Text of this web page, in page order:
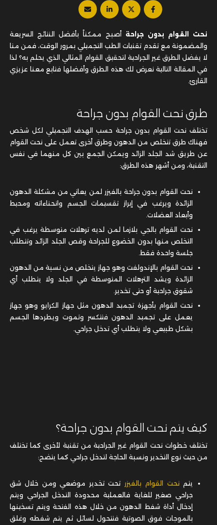
نحت القوام بدون جراحة أصبح ممكناً بأفضل النتائج السريعة
والمضمونة مع تقدم تقنيات الطب التجميلي بمرور الوقت، فمن منا
لا يفضل الطرق غير الجراحية لتحقيق القوام المثالي الذي يحلم به؟ لذا
في المقالة التالية نعرض لك هذه الطرق وأفضلها فتابع معنا عزيزي
القارئ.
طرق نحت القوام بدون جراحة
تختلف نحت القوام بدون جراحة حسب الهدف التجميلي لكل شخص
فهناك طرق تتخلص من الدهون وطرق أخرى تعمل على نحت القوام
عن طريق شد الجلد الزائد ويمكن الجمع بين كل منهما في نفس
التقنية، ومن أشهر هذه الطرق:
نحت القوام بدون جراحة بالفيزر لمن يعاني من مشكلة الدهون
الزائدة ويرغب في إبراز تقسيمات الجسم وانحناءاته ومحيط
وأبعاد العضلات.
نحت القوام بالجي بلازما لمن لديه ترهلات متوسطة يرغب في
التخلص منها بدون الخضوع للجراحة وقص الجلد الزائد وتتطلب
جلسة واحدة فقط.
نحت القوام بالإندولفت وهو جهاز يتخلص من نسبة من الدهون
الزائدة ويشد الترهلات المتوسطة في الجلد ولا يتطلب أي
شقوق جراحية أو حتى تخدير.
نحت القوام بأجهزة تجميد الدهون مثل جهاز الكرايو وهو جهاز
يعمل على تجميد الدهون فتتكسر وتموت ويطردها الجسم
بشكل طبيعي ولا يتطلب أي تدخل جراحي.
كيف يتم نحت القوام بدون جراحة؟
تختلف خطوات نحت القوام غير الجراحية من تقنية لأخرى كما تختلف
من حيث نوع التخدير ونسبة الحاجة لتدخل جراحي كما يتضح:
يتم نحت القوام بالفيزر تحت تخدير موضعي ومن خلال شق
جراحي صغير للغاية فالعملية محدودة التدخل الجراحي ويتم
إدخال أداة شفط الدهون من خلال هذه الفتحة ويتم تسخينها
بالموجات فوق الصوتية فتتحول لسائل ثم يتم شفطه وغلق